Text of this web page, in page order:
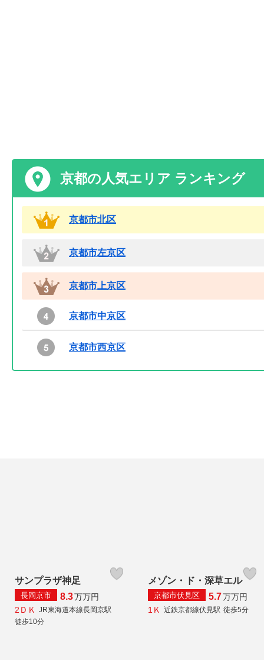
京都の人気エリア ランキング
京都市北区
京都市左京区
京都市上京区
京都市中京区
京都市西京区
サンプラザ神足
長岡京市 8.3万万円
2ＤＫ
JR東海道本線長岡京駅
徒歩10分
メゾン・ド・深草エル
京都市伏見区 5.7万万円
1Ｋ
近鉄京都線伏見駅 徒歩5分